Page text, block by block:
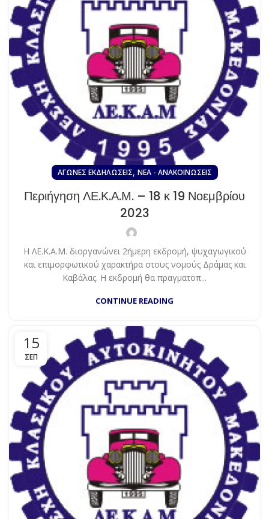
ΑΓΏΝΕΣ EΚΔΗΛΏΣΕΙΣ, ΝΈΑ - ΑΝΑΚΟΙΝΏΣΕΙΣ
Περιήγηση ΛΕ.Κ.Α.Μ. – 18 κ 19 Νοεμβρίου
2023
Η ΛΕ.Κ.Α.Μ. διοργανώνει 2ήμερη εκδρομή, ψυχαγωγικού
και επιμορφωτικού χαρακτήρα στους νομούς Δράμας και
Καβάλας. Η εκδρομή θα πραγματοπ...
CONTINUE READING
15
ΣΕΠ